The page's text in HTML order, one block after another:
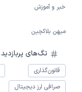
خبر و آموزش
میهن بلاکچین
تگ‌های پربازدید
قانون‌گذاری
صرافی ارز دیجیتال